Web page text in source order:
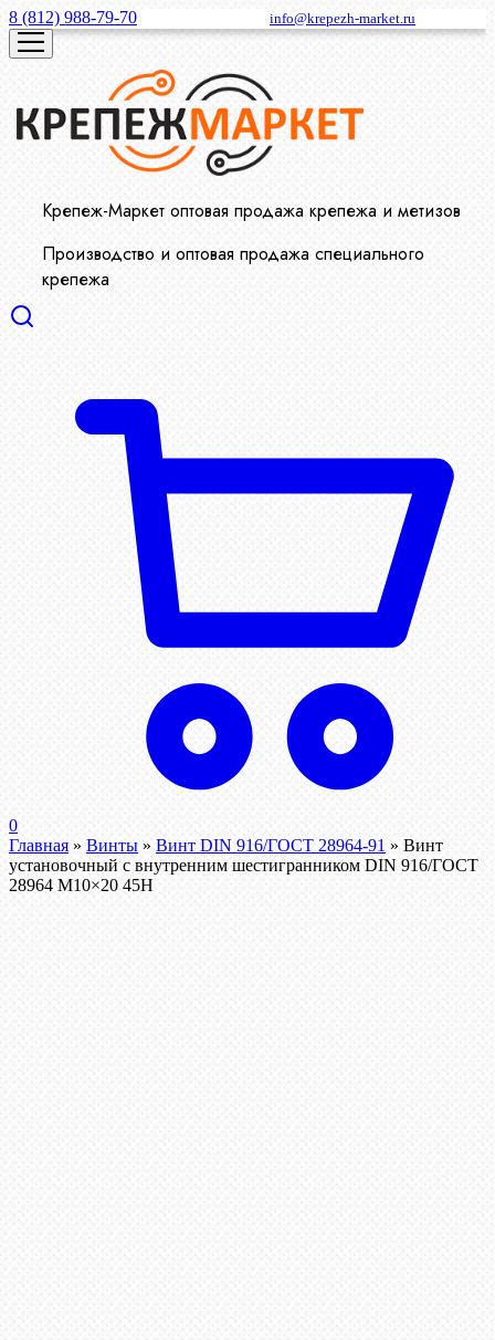
8 (812) 988-79-70 info@krepezh-market.ru
Крепеж-Маркет оптовая продажа крепежа и метизов
Производство и оптовая продажа специального
крепежа
0
Главная » Винты » Винт DIN 916/ГОСТ 28964-91 » Винт
установочный с внутренним шестигранником DIN 916/ГОСТ
28964 М10×20 45Н